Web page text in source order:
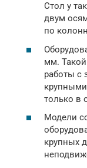
Стол у
двум
по
мм.
работы с
только в
Модели
крупных